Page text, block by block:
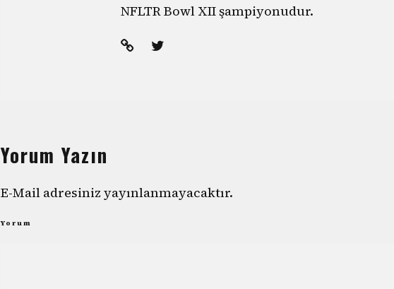
NFLTR Bowl XII şampiyonudur.
Yorum Yazın
E-Mail adresiniz yayınlanmayacaktır.
Yorum